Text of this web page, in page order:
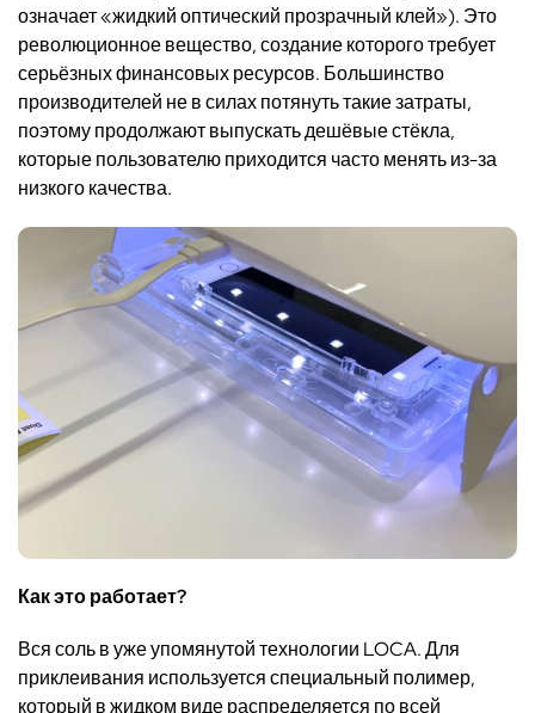
означает «жидкий оптический прозрачный клей»). Это
революционное вещество, создание которого требует
серьёзных финансовых ресурсов. Большинство
производителей не в силах потянуть такие затраты,
поэтому продолжают выпускать дешёвые стёкла,
которые пользователю приходится часто менять из-за
низкого качества.
Как это работает?
Вся соль в уже упомянутой технологии LOCA.Для
приклеивания используется специальный полимер,
который в жидком виде распределяется по всей